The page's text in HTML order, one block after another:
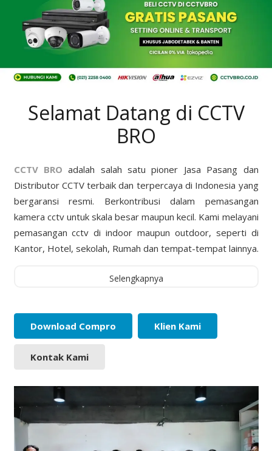
Selamat Datang di CCTV
BRO
CCTV BRO adalah salah satu pioner Jasa Pasang dan
Distributor CCTV terbaik dan terpercaya di Indonesia yang
bergaransi resmi. Berkontribusi dalam pemasangan
kamera cctv untuk skala besar maupun kecil. Kami melayani
pemasangan cctv di indoor maupun outdoor, seperti di
Kantor, Hotel, sekolah, Rumah dan tempat-tempat lainnya.
Selengkapnya
Download Compro Klien Kami
Kontak Kami